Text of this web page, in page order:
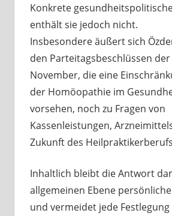
Konkrete
enthält sie jedoch nicht.
Insbesondere äußert sich
den Parteitagsbeschlüssen
November, die eine
der Homöopathie im
vorsehen, noch zu Fragen von
Kassenleistungen,
Zukunft des
Inhaltlich bleibt die Antwort
allgemeinen Ebene
und vermeidet jede